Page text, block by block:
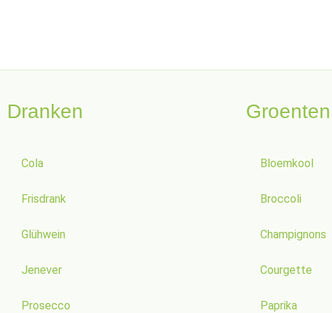
Dranken
Cola
Frisdrank
Glühwein
Jenever
Prosecco
Groenten
Bloemkool
Broccoli
Champignons
Courgette
Paprika